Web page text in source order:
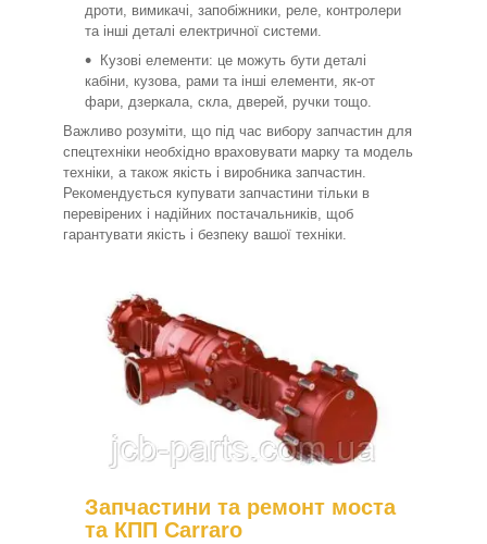
дроти, вимикачі, запобіжники, реле, контролери
та інші деталі електричної системи.
Кузові елементи: це можуть бути деталі
кабіни, кузова, рами та інші елементи, як-от
фари, дзеркала, скла, дверей, ручки тощо.
Важливо розуміти, що під час вибору запчастин для
спецтехніки необхідно враховувати марку та модель
техніки, а також якість і виробника запчастин.
Рекомендується купувати запчастини тільки в
перевірених і надійних постачальників, щоб
гарантувати якість і безпеку вашої техніки.
Запчастини та ремонт моста
та КПП Carraro